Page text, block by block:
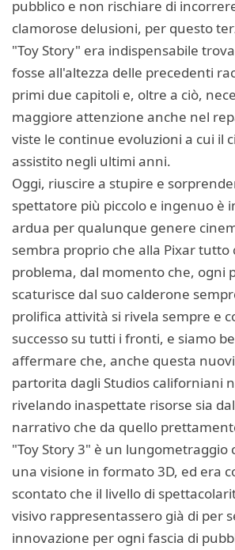
pubblico e non rischiare di
clamorose delusioni, per questo
"Toy Story" era indispensabile
fosse all'altezza delle precedenti
primi due capitoli e, oltre a ciò,
maggiore attenzione anche nel
viste le continue evoluzioni a cui il
assistito negli ultimi anni.
Oggi, riuscire a stupire e
spettatore più piccolo e ingenuo è
ardua per qualunque genere
sembra proprio che alla Pixar tutto
problema, dal momento che, ogni
scaturisce dal suo calderone
prolifica attività si rivela sempre e
successo su tutti i fronti, e siamo
affermare che, anche questa
partorita dagli Studios californiani
rivelando inaspettate risorse sia
narrativo che da quello
"Toy Story 3" è un lungometraggio
una visione in formato 3D, ed era
scontato che il livello di
visivo rappresentassero già di per
innovazione per ogni fascia di